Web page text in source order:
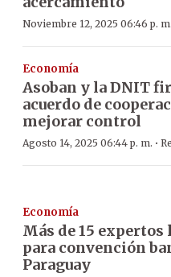
Noviembre 12, 2025 06:46 p. m.
Economía
Asoban y la DNIT
acuerdo de
mejorar control
Agosto 14, 2025 06:44 p. m. ·
Economía
Más de 15 expertos
para convención
Paraguay